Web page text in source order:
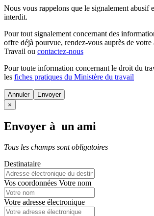
Nous vous rappelons que le signalement abusif
interdit.
Pour tout signalement concernant des
offre déjà pourvue, rendez-vous auprès de votre
Travail ou contactez-nous
Pour toute information concernant le droit du
les fiches pratiques du Ministère du travail
Annuler
×
Envoyer à un ami
Tous les champs sont obligatoires
Destinataire
Vos coordonnées Votre nom
Votre adresse électronique